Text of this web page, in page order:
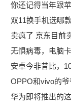
你还记得当年跟
双11换手机选哪
卖疯了 京东目前
无惧病毒，电脑
安卓今非昔比，
OPPO和vivo的
华为即将推出的